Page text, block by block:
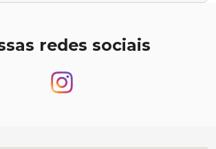
redes sociais